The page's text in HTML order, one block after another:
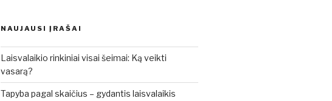
NAUJAUSI ĮRAŠAI
Laisvalaikio rinkiniai visai šeimai: Ką veikti
vasarą?
Tapyba pagal skaičius – gydantis laisvalaikis